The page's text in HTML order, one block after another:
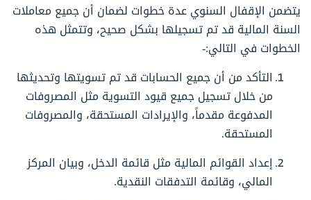
يتضمن الإقفال السنوي عدة خطوات لضمان أن جميع معاملات
السنة المالية قد تم تسجيلها بشكل صحيح، وتتمثل هذه
الخطوات في التالي:-
التأكد من أن جميع الحسابات قد تم تسويتها وتحديثها
من خلال تسجيل جميع قيود التسوية مثل المصروفات
المدفوعة مقدماً، والإيرادات المستحقة، والمصروفات
المستحقة.
إعداد القوائم المالية مثل قائمة الدخل، وبيان المركز
المالي، وقائمة التدفقات النقدية.